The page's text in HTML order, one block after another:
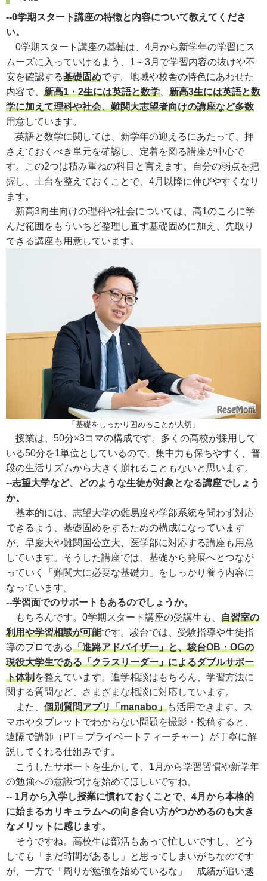
--0学期スタート講座の特徴と内容について教えてくださ
い。
0学期スタート講座の基軸は、4月から新学年の学習にス
ムーズに入っていけるよう、1～3月で学習内容の抜けや不
安を確認する基礎固めです。地域や校舎の特色にあわせた
内容で、 新高1・2生には英語と数学
新高3生には英語と数
学に加えて理科や社会、難関大志望者向けの講座など多数
用意しています。
英語と数学に関しては、新学年の迎えるにあたって、押
さえておくべき単元を確認し、定着を図る講座が中心で
す。この2つは積み重ねの科目と言えます。自分の弱点を把
握し、土台を整えておくことで、4月以降に伸びやすくなり
ます。
新高3向生向けの理科や社会については、高1のころに学
んだ範囲をもういちど整理し直す基礎固めに加え、先取り
できる講座も用意しています。
「基礎をしっかり固めることが大切」
授業は、50分×3コマの構成です。多くの高校が採用して
いる50分を1単位としているので、集中力も保ちやすく、普
段の生活リズムから大きく崩れることもないと思います。
--志望大学など、どのような生徒が対象となる講座でしょう
か。
基本的には、志望大学の難易度や学部系統を問わず対応
できるよう、基礎固めをするための構成になっています
が、早慶大や難関国公立大、医学部に対応する講座も用意
しています。そうした講座では、基礎から発展へとつなが
っていく「難関大に必要な基礎力」をしっかり養う内容に
なっています。
--学習面でのサポートもあるのでしょうか。
もちろんです。0学期スタート講座の受講生も、 自習室の
利用や学習相談が可能です。駿台では、受験指導や生徒指
導のプロである「進路アドバイザー」と、駿台OB・OGの
現役大学生である「クラスリーダー」によるダブルサポー
ト体制を整えています。進学相談はもちろん、学習方法に
関する質問など、さまざまな相談に対応しています。
また、 個別質問アプリ「manabo」も活用できます。ス
マホやタブレットでわからない問題を撮影・投稿すると、
遠隔で講師（PT＝プライベートティーチャー）が丁寧に解
説してくれる仕組みです。
こうしたサポートを生かして、1月から学習習慣や新学年
の勉強への意識づけを始めてほしいですね。
-- 1月から入学し授業に慣れておくことで、4月から本格的
に始まるカリキュラムへの向き合い方がつかめるのも大き
なメリットに感じます。
そうですね。高校生は部活もあって忙しいですし、どう
しても「まだ時間があるし」と思ってしまいがちなのです
が、一方で「周りが勉強を始めているな」「成績が追い越